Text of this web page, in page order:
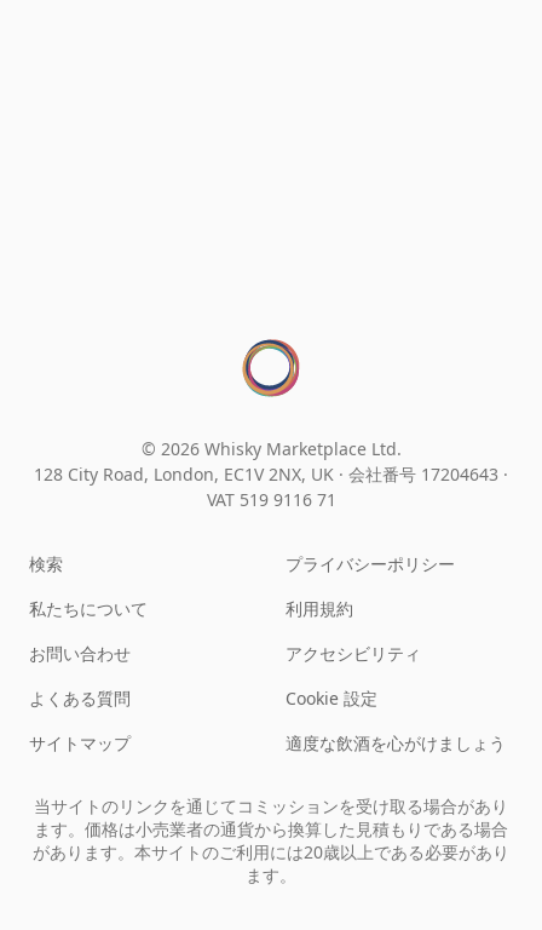
© 2026 Whisky Marketplace Ltd.
128 City Road, London, EC1V 2NX, UK · 会社番号 17204643 ·
VAT 519 9116 71
検索
私たちについて
お問い合わせ
よくある質問
サイトマップ
プライバシーポリシー
利用規約
アクセシビリティ
Cookie 設定
適度な飲酒を心がけましょう
当サイトのリンクを通じてコミッションを受け取る場合があり
ます。価格は小売業者の通貨から換算した見積もりである場合
があります。本サイトのご利用には20歳以上である必要があり
ます。